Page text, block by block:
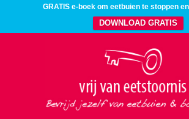
GRATIS e-boek om eetbuien te stoppen
DOWNLOAD GRATIS